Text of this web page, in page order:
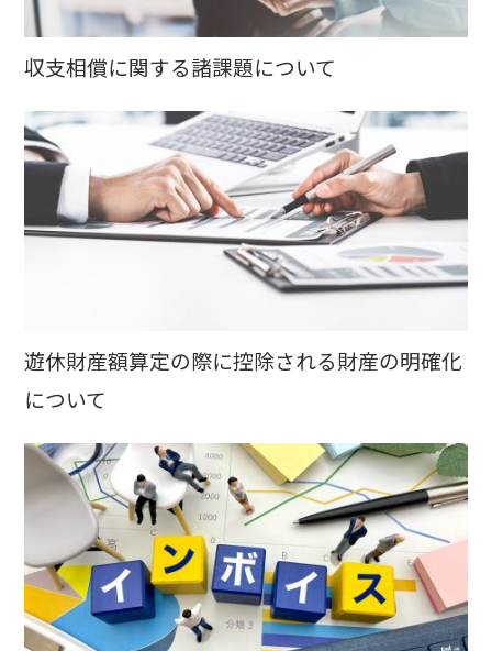
収支相償に関する諸課題について
遊休財産額算定の際に控除される財産の明確化
について